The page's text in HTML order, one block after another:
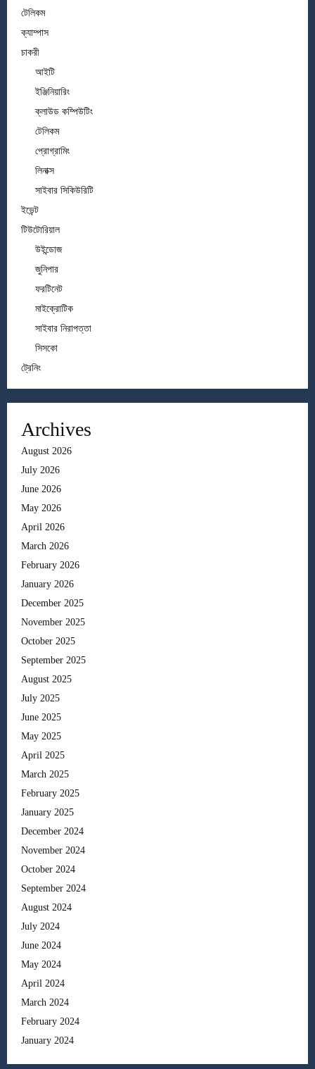
টেলিকম
ক্যাম্পাস
চাকরী
আইটি
ইঞ্জিনিয়ারিং
ক্লাউড কম্পিউটিং
টেলিকম
প্রোগ্রামিং
লিনাক্স
সাইবার সিকিউরিটি
ইভেন্ট
টিউটোরিয়াল
উইন্ডোজ
জুনিপার
ফরটিনেট
মাইক্রোটিক
সাইবার নিরাপত্তা
সিসকো
ট্রেনিং
Archives
August 2026
July 2026
June 2026
May 2026
April 2026
March 2026
February 2026
January 2026
December 2025
November 2025
October 2025
September 2025
August 2025
July 2025
June 2025
May 2025
April 2025
March 2025
February 2025
January 2025
December 2024
November 2024
October 2024
September 2024
August 2024
July 2024
June 2024
May 2024
April 2024
March 2024
February 2024
January 2024